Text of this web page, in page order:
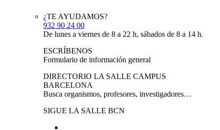
¿TE AYUDAMOS?
932 90 24 00
De lunes a viernes de 8 a 22 h, sábados de 8 a 14 h.
ESCRÍBENOS
Formulario de información general
DIRECTORIO LA SALLE CAMPUS
BARCELONA
Busca organismos, profesores, investigadores…
SIGUE LA SALLE BCN